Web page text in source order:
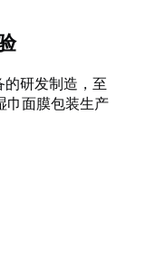
的研发制造，至
巾面膜包装生产